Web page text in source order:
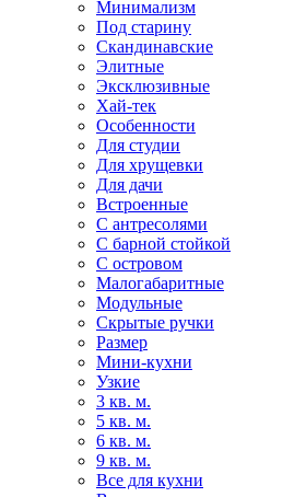
Минимализм
Под старину
Скандинавские
Элитные
Эксклюзивные
Хай-тек
Особенности
Для студии
Для хрущевки
Для дачи
Встроенные
С антресолями
С барной стойкой
С островом
Малогабаритные
Модульные
Скрытые ручки
Размер
Мини-кухни
Узкие
3 кв. м.
5 кв. м.
6 кв. м.
9 кв. м.
Все для кухни